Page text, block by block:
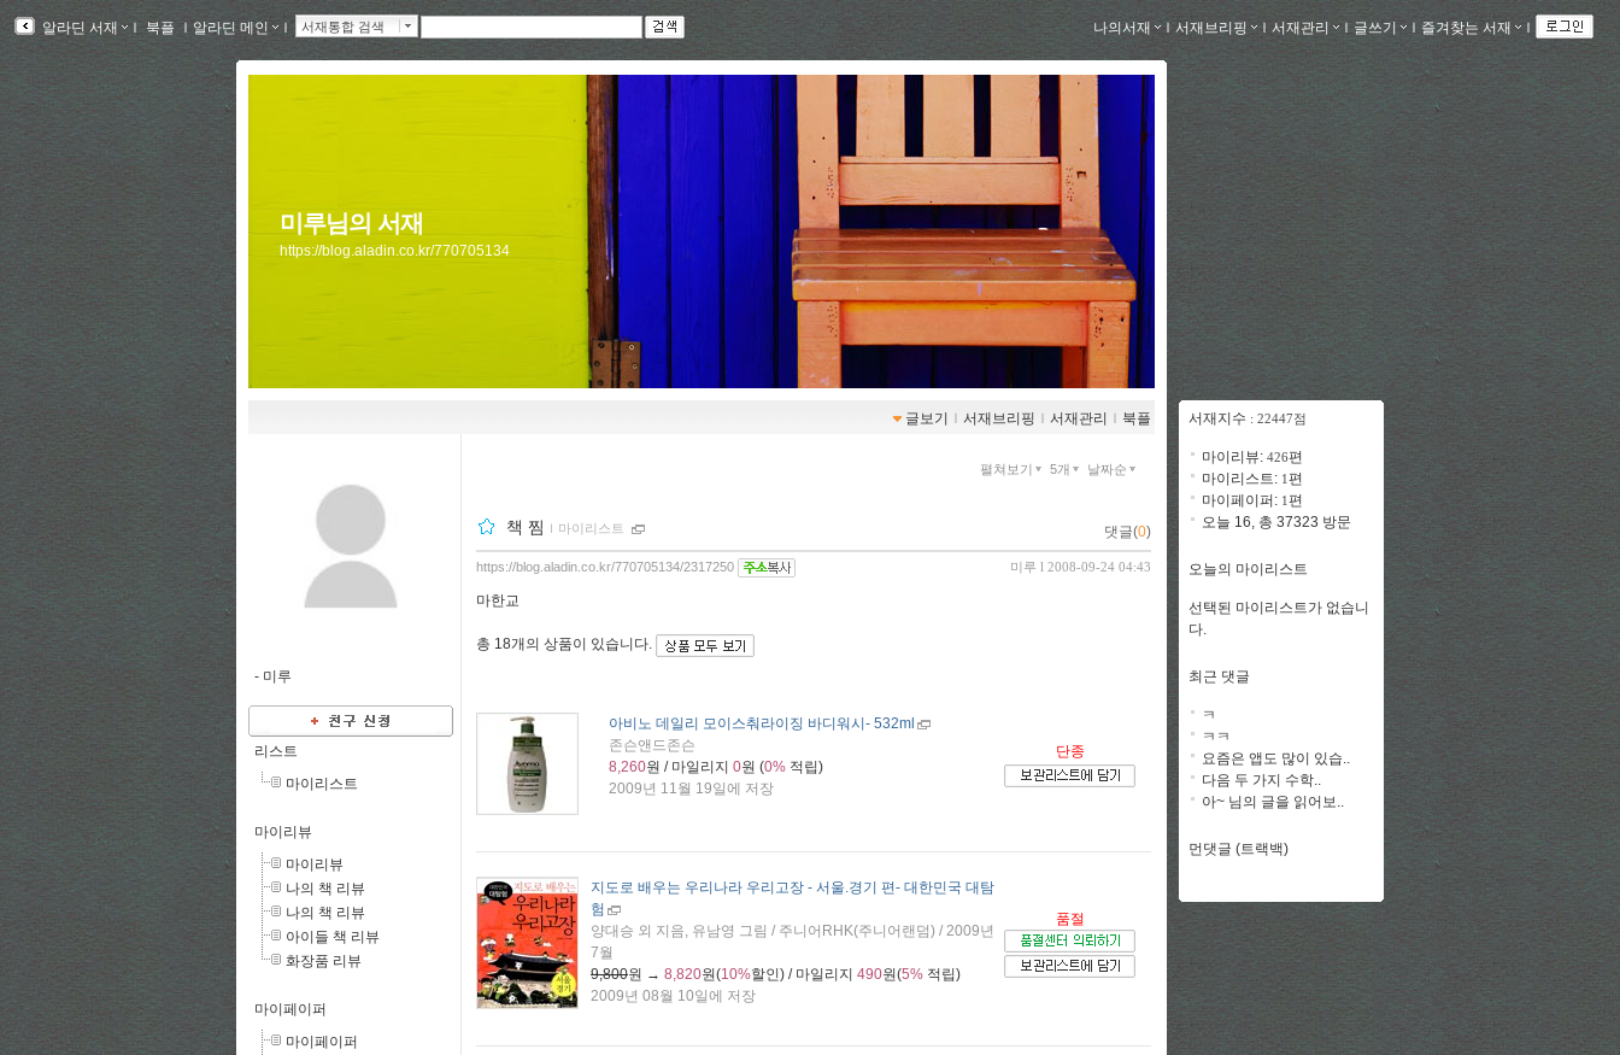
알라딘 서재 ｌ 북플 ｌ 알라딘 메인 ｌ 서재통합 검색 나의서재 ｌ 서재브리핑 ｌ 서재관리 ｌ 글쓰기 ｌ 즐겨찾는 서재 ｌ
미루님의 서재
https://blog.aladin.co.kr/770705134
글보기 ｌ 서재브리핑 ｌ 서재관리 ｌ 북플
- 미루
리스트
마이리스트
마이리뷰
마이리뷰
나의 책 리뷰
나의 책 리뷰
아이들 책 리뷰
화장품 리뷰
마이페이퍼
마이페이퍼
펼쳐보기 5개 날짜순
책 찜 ｌ 마이리스트 댓글(0)
미루 l 2008-09-24 04:43
https://blog.aladin.co.kr/770705134/2317250
마한교
총 18개 의 상품이 있습니다.
아비노 데일리 모이스춰라이징 바디워시 - 532ml
존슨앤드존슨
8,260원 / 마일리지 0원 (0% 적립)
2009년 11월 19일에 저장
단종
지도로 배우는 우리나라 우리고장 - 서울.경기 편- 대한민국 대탐
험
양대승 외 지음, 유남영 그림 / 주니어RHK(주니어랜덤) / 2009년
7월
9,800원 → 8,820원(10%할인) / 마일리지 490원(5% 적립)
2009년 08월 10일에 저장
품절
서재지수 : 22447점
마이리뷰: 426편
마이리스트: 1편
마이페이퍼: 1편
오늘 16, 총 37323 방문
오늘의 마이리스트
선택된 마이리스트가 없습니
다.
최근 댓글
ㅋ
ㅋㅋ
요즘은 앱도 많이 있습..
다음 두 가지 수학..
아~ 님의 글을 읽어보..
먼댓글 (트랙백)